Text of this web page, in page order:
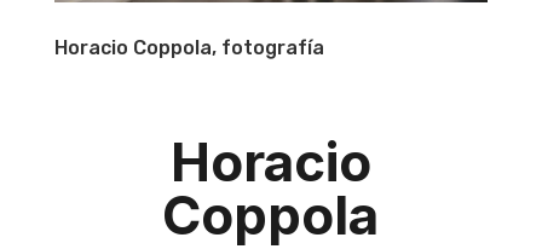
Horacio Coppola, fotografía
Horacio
Coppola